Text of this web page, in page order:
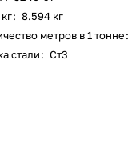
: 8.594 кг
метров в 1 тонне:
стали: Ст3